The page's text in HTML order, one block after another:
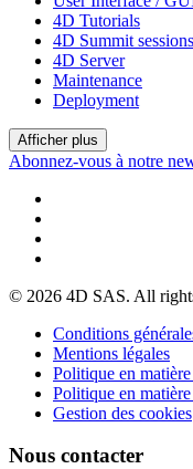
4D Tutorials
4D Summit
4D Server
Maintenance
Deployment
Afficher plus
Abonnez-vous à notre
© 2026 4D SAS. All
Conditions
Mentions légales
Politique en
Politique en
Gestion des cookies
Nous contacter